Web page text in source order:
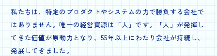
私たちは、特定のプロダクトやシステムの力で勝負する会社で
はありません。唯一の経営資源は「人」です。「人」が発揮し
てきた価値が原動力となり、55年以上にわたり会社が持続し、
発展してきました。